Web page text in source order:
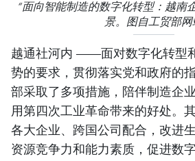
“面向智能制造的数字化转型：越南
景。图自工贸部网
越通社河内 ——面对数字化转型
势的要求，贯彻落实党和政府的
部采取了多项措施，陪伴制造企
用第四次工业革命带来的好处。
各大企业、跨国公司配合，改进
资源竞争力和能力素质，促进数